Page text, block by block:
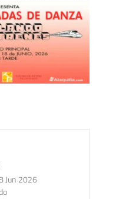
Jun 2026